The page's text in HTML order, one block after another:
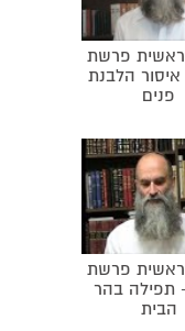
על
פרשת
איסור הלבנת
פנים
פרשת
תפילה בהר
הבית